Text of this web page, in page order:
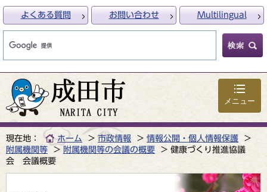
メニュー
よくある質問 お問い合わせ Multilingual
現在地： ホーム 市政情報
情報公開・個人情報保護
附属機関等
附属機関等の会議の概要
健康づくり推進協議
会 会議概要